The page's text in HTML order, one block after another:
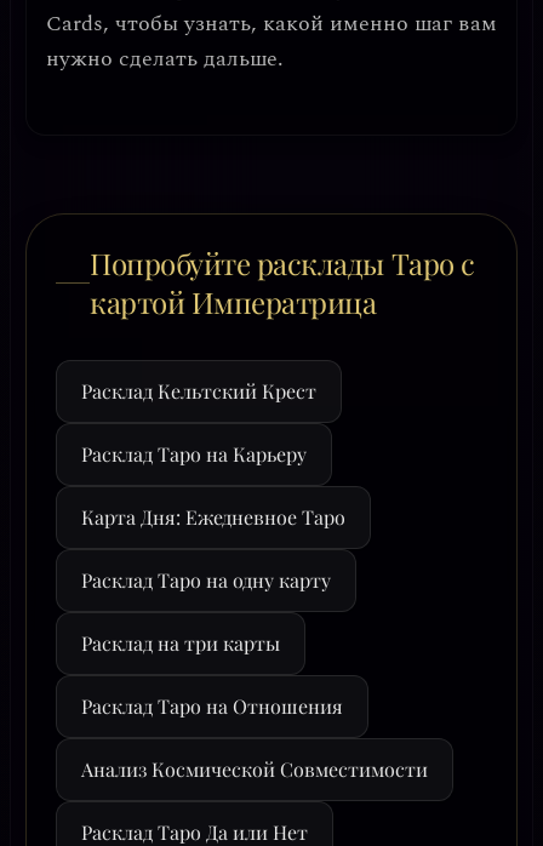
Cards, чтобы узнать, какой именно шаг вам
нужно сделать дальше.
Попробуйте расклады Таро с
картой Императрица
Расклад Кельтский Крест
Расклад Таро на Карьеру
Карта Дня: Ежедневное Таро
Расклад Таро на одну карту
Расклад на три карты
Расклад Таро на Отношения
Анализ Космической Совместимости
Расклад Таро Да или Нет